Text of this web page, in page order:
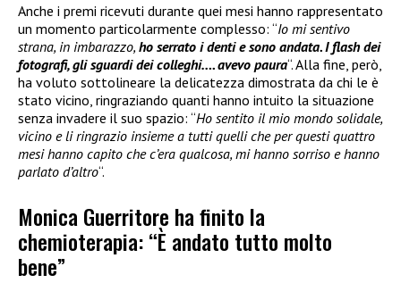
Anche i premi ricevuti durante quei mesi hanno rappresentato
un momento particolarmente complesso: “Io mi sentivo
strana, in imbarazzo, ho serrato i denti e sono andata. I flash dei
fotografi, gli sguardi dei colleghi…. avevo paura“. Alla fine, però,
ha voluto sottolineare la delicatezza dimostrata da chi le è
stato vicino, ringraziando quanti hanno intuito la situazione
senza invadere il suo spazio: “Ho sentito il mio mondo solidale,
vicino e li ringrazio insieme a tutti quelli che per questi quattro
mesi hanno capito che c’era qualcosa, mi hanno sorriso e hanno
parlato d’altro“.
Monica Guerritore ha finito la
chemioterapia: “È andato tutto molto
bene”